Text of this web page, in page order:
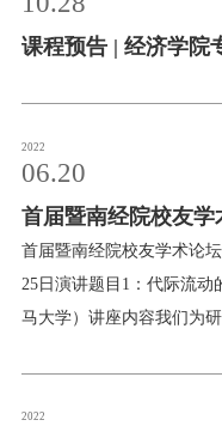
本届论坛主题是“国家与城
的经济高质量发展和中国
六）8:30-18:20，11月6日
议*会议各项议题安排详见
展经济学前沿论坛日程概览
论分论坛详细信息
课程预告 | 经济学院
2022
06.20
首届暨南经院校友学
首届暨南经院校友学术论
25日演讲题目1：代际流
马大学）讲座内容我们为
法的结果大有不同，其差
2022